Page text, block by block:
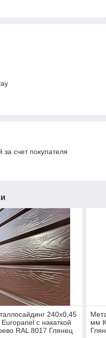
за счет покупателя
240х0,45
с накаткой
RAL 8017 Глянец
мм